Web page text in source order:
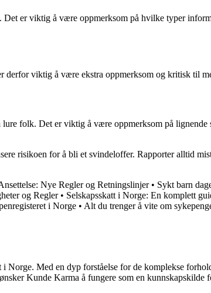
er viktig å være oppmerksom på hvilke typer
viktig å være ekstra oppmerksom og kritisk til
folk. Det er viktig å være oppmerksom på
risikoen for å bli et svindeloffer. Rapporter alltid
Nye Regler og Retningslinjer• Sykt barn
og Regler• Selskapsskatt i Norge: En komplett
i Norge • Alt du trenger å vite om
Med en dyp forståelse for de komplekse
Kunde Karma å fungere som en kunnskapskilde